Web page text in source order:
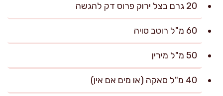
20 גרם בצל ירוק פרוס דק להגשה
60 מ"ל רוטב סויה
50 מ"ל מירין
40 מ"ל סאקה (או מים אם אין)